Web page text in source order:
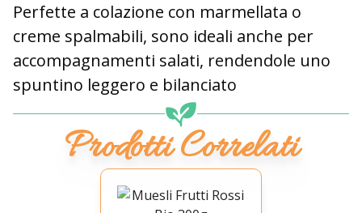
Perfette a colazione con marmellata o
creme spalmabili, sono ideali anche per
accompagnamenti salati, rendendole uno
spuntino leggero e bilanciato
Prodotti Correlati